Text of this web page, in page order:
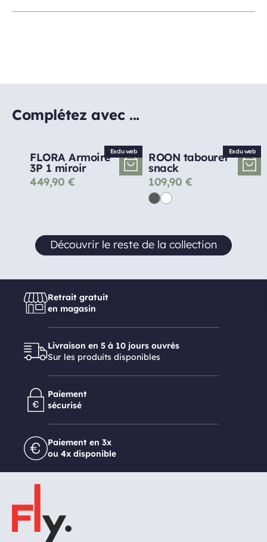
Complétez avec ...
Exclu web
FLORA Armoire
3P 1 miroir
449,90 €
Exclu web
ROON tabouret
snack
109,90 €
Découvrir le reste de la collection
Retrait gratuit
en magasin
Livraison en 5 à 10 jours ouvrés
Sur les produits disponibles
Paiement
sécurisé
Paiement en 3x
ou 4x disponible